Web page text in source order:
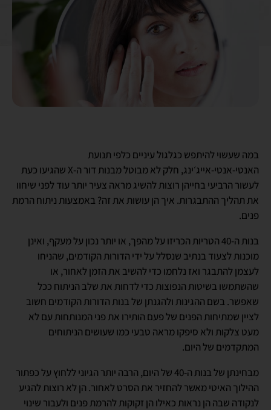
במה שעשוי להיתפש כגלגול עיניים כלפי תנועת
האנטי-אנטי-אייג׳ינג, חלק לא מבוטל מבנות דור ה-Xשהגיעו כעת
לעשור הרביעי בחייהן רוצות להשיג מראה צעיר יותר עוד לפני שיחוו
את תהליך ההתבגרות. איך הן עושות את זה? באמצעות ניתוח הרמת
פנים.
בנות ה-40 הטריות הכריזו על מהפך, או יותר נכון על מעקף, ואינן
מוכנות לצעוד בנתיב שנסלל על ידי הדורות הקודמים, שהניחו
לעצמן להתבגר ואז נלחמו כדי להשיב את הזמן לאחור, או
שהשתמשו בשיטות הנפוצות כדי לדחות את שלב הניתוח ככל
שאפשר. בשם ההגינות ולהגנתן של בנות הדורות הקודמים חשוב
לציין שמתיחות הפנים של פעם הותירו את פני המנותחות עם לא
מעט צלקות ולא סיפקו מראה טבעי כמו שעושים הניתוחים
המתקדמים של היום.
מבחינתן של בנות ה-40 של היום, הרבה יותר הגיוני ללחוץ על כפתור
ההילוך האיטי מאשר להחזיר את הסרט לאחור. הן לא רוצות להגיע
לנקודה שבה הן נראות כאילו הן זקוקות להרמת פנים ולעבור שינוי